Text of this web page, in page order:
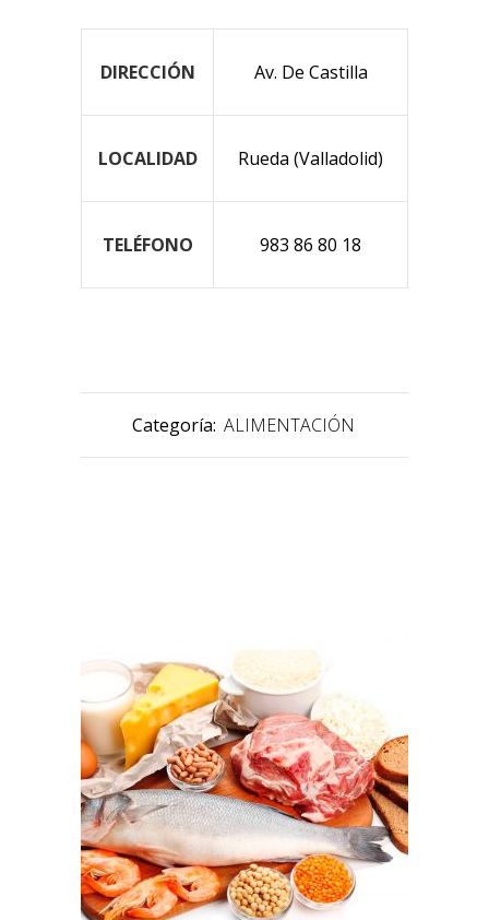
DIRECCIÓN Av. De Castilla
LOCALIDAD Rueda (Valladolid)
TELÉFONO 983 86 80 18
Categoría: ALIMENTACIÓN